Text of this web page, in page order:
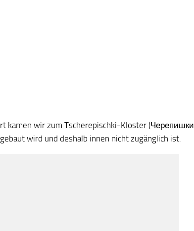
kamen wir zum Tscherepischki-Kloster (Черепишки
wird und deshalb innen nicht zugänglich ist.